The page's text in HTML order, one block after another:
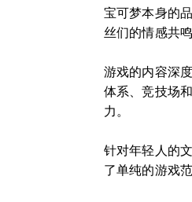
宝可梦本身的
丝们的情感共
游戏的内容深
体系、竞技场
力。
针对年轻人的
了单纯的游戏